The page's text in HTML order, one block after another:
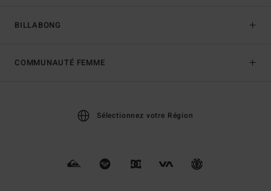
BILLABONG
COMMUNAUTÉ FEMME
Sélectionnez votre Région